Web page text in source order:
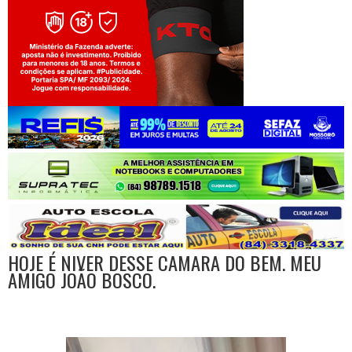
Jogue com responsabilidade. 18+
HOJE É NIVER DESSE CAMARA DO BEM. MEU
AMIGO JOÃO BOSCO.